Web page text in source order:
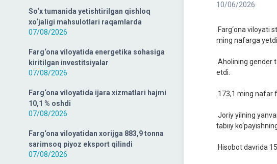
So‘x tumanida yetishtirilgan qishloq
xo‘jaligi mahsulotlari raqamlarda
07/08/2026
Farg‘ona viloyatida energetika sohasiga
kiritilgan investitsiyalar
07/08/2026
Farg‘ona viloyatida ijara xizmatlari hajmi
10,1 % oshdi
07/08/2026
Farg‘ona viloyatidan xorijga 883,9 tonna
sarimsoq piyoz eksport qilindi
07/08/2026
10/06/2026
Farg‘ona viloyati
ming nafarga
Aholining gender
etdi.
173,1 ming nafar
Joriy yilning
tabiiy
Hisobot davrida